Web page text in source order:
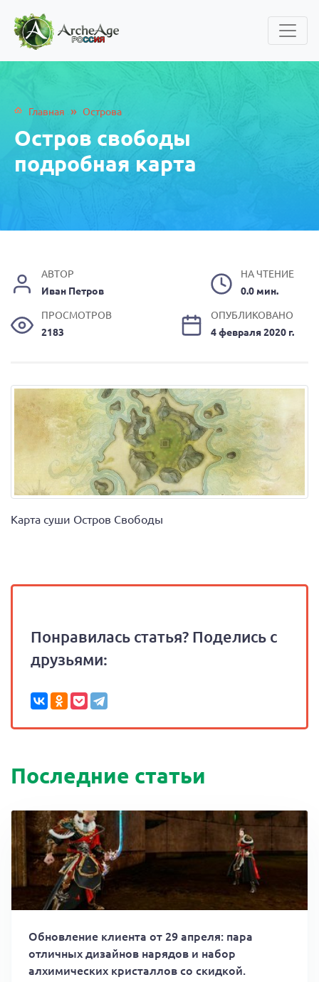
Главная » Острова
Остров свободы
подробная карта
АВТОР
Иван Петров
НА ЧТЕНИЕ
0.0 мин.
ПРОСМОТРОВ
2183
ОПУБЛИКОВАНО
4 февраля 2020 г.
Карта суши Остров Свободы
Понравилась статья? Поделись с
друзьями:
Последние статьи
Обновление клиента от 29 апреля: пара
отличных дизайнов нарядов и набор
алхимических кристаллов со скидкой.